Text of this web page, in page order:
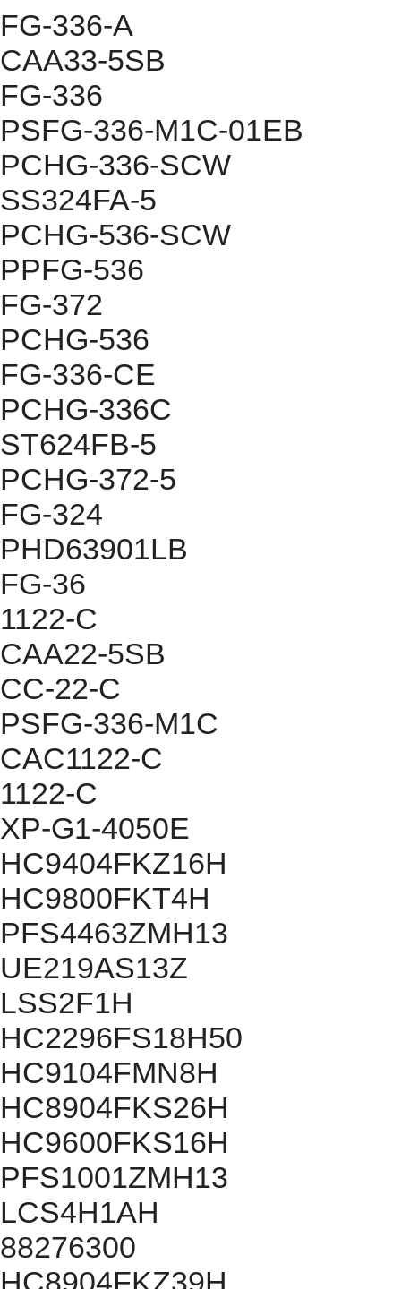
FG-336-A
CAA33-5SB
FG-336
PSFG-336-M1C-01EB
PCHG-336-SCW
SS324FA-5
PCHG-536-SCW
PPFG-536
FG-372
PCHG-536
FG-336-CE
PCHG-336C
ST624FB-5
PCHG-372-5
FG-324
PHD63901LB
FG-36
1122-C
CAA22-5SB
CC-22-C
PSFG-336-M1C
CAC1122-C
1122-C
XP-G1-4050E
HC9404FKZ16H
HC9800FKT4H
PFS4463ZMH13
UE219AS13Z
LSS2F1H
HC2296FS18H50
HC9104FMN8H
HC8904FKS26H
HC9600FKS16H
PFS1001ZMH13
LCS4H1AH
88276300
HC8904FKZ39H